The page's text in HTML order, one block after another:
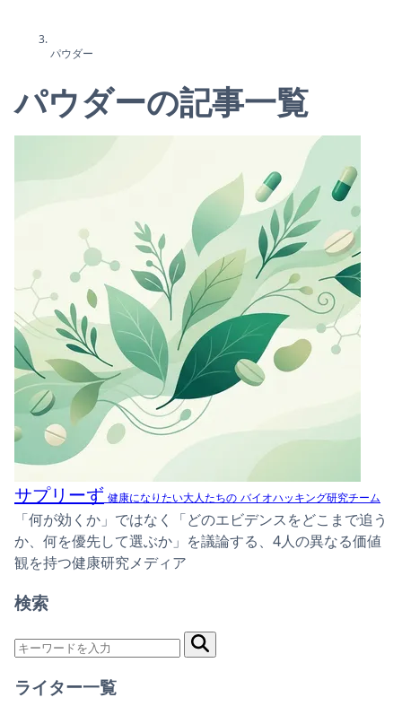
パウダー
パウダーの記事一覧
サプリーず 健康になりたい大人たちの バイオハッキング研究チーム
「何が効くか」ではなく「どのエビデンスをどこまで追う
か、何を優先して選ぶか」を議論する、4人の異なる価値
観を持つ健康研究メディア
検索
ライター一覧